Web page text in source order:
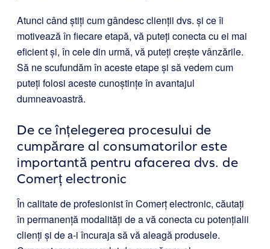
Atunci când știți cum gândesc clienții dvs. și ce îi
motivează în fiecare etapă, vă puteți conecta cu ei mai
eficient și, în cele din urmă, vă puteți crește vânzările.
Să ne scufundăm în aceste etape și să vedem cum
puteți folosi aceste cunoștințe în avantajul
dumneavoastră.
De ce înțelegerea procesului de
cumpărare al consumatorilor este
importantă pentru afacerea dvs. de
Comerț electronic
În calitate de profesionist în Comerț electronic, căutați
în permanență modalități de a vă conecta cu potențialii
clienți și de a-i încuraja să vă aleagă produsele.